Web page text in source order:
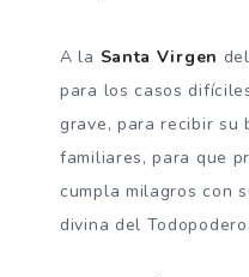
A la Santa Virgen
para los casos
grave, para recibir su
familiares, para que
cumpla milagros con
divina del